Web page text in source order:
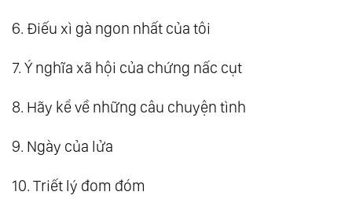
6. Điếu xì gà ngon nhất của tôi
7. Ý nghĩa xã hội của chứng nấc cụt
8. Hãy kể về những câu chuyện tình
9. Ngày của lửa
10. Triết lý đom đóm